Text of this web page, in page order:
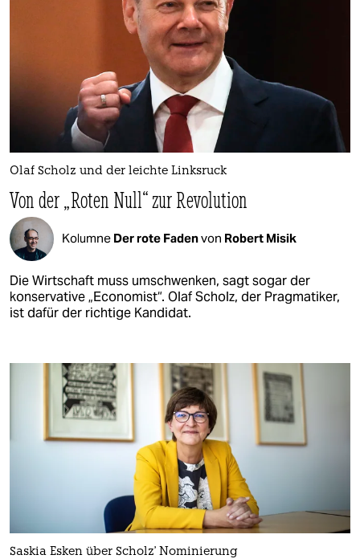
Olaf Scholz und der leichte Linksruck
Von der „Roten Null“ zur Revolution
Kolumne Der rote Fadenvon Robert Misik
Die Wirtschaft muss umschwenken, sagt sogar der
konservative „Economist“. Olaf Scholz, der Pragmatiker,
ist dafür der richtige Kandidat.
Saskia Esken über Scholz' Nominierung